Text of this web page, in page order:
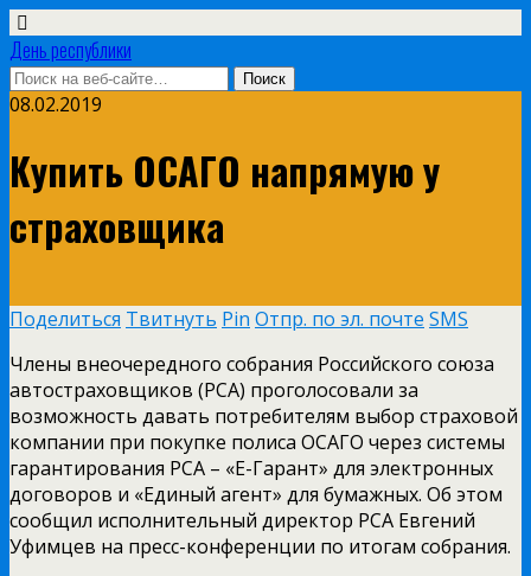
День республики
08.02.2019
Купить ОСАГО напрямую у
страховщика
Поделиться Твитнуть Pin Отпр. по эл. почте SMS
Члены внеочередного собрания Российского союза
автостраховщиков (РСА) проголосовали за
возможность давать потребителям выбор страховой
компании при покупке полиса ОСАГО через системы
гарантирования РСА – «Е-Гарант» для электронных
договоров и «Единый агент» для бумажных. Об этом
сообщил исполнительный директор РСА Евгений
Уфимцев на пресс-конференции по итогам собрания.